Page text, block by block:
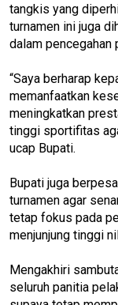
tangkis yang
turnamen ini juga
dalam pencegahan
“Saya berharap
memanfaatkan
meningkatkan
tinggi sportifitas
ucap Bupati.
Bupati juga
turnamen agar
tetap fokus pada
menjunjung tinggi
Mengakhiri
seluruh panitia